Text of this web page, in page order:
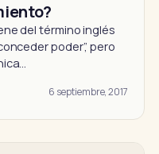
del término inglés
poder”, pero
6 septiembre, 2017